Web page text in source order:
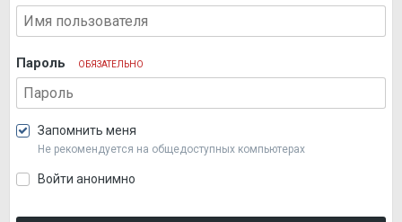
Пароль ОБЯЗАТЕЛЬНО
Запомнить меня
Не рекомендуется на общедоступных компьютерах
Войти анонимно